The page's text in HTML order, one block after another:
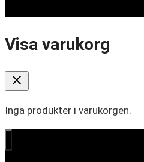
Visa varukorg
Inga produkter i varukorgen.